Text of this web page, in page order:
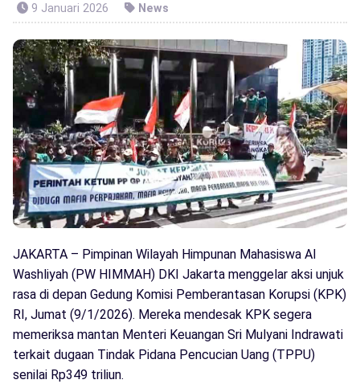
9 Januari 2026 News
JAKARTA – Pimpinan Wilayah Himpunan Mahasiswa Al
Washliyah (PW HIMMAH) DKI Jakarta menggelar aksi unjuk
rasa di depan Gedung Komisi Pemberantasan Korupsi (KPK)
RI, Jumat (9/1/2026). Mereka mendesak KPK segera
memeriksa mantan Menteri Keuangan Sri Mulyani Indrawati
terkait dugaan Tindak Pidana Pencucian Uang (TPPU)
senilai Rp349 triliun.